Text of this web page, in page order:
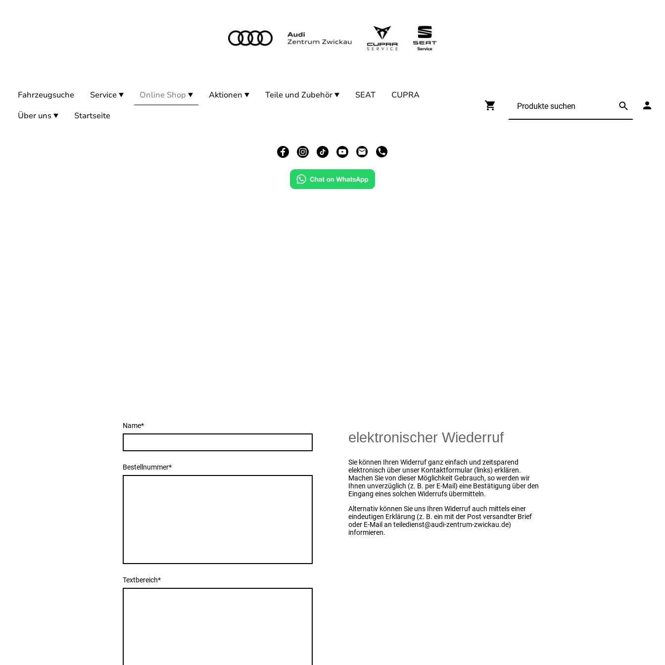
Fahrzeugsuche Service Online Shop Aktionen Teile und Zubehör SEAT
CUPRA
Über uns
Startseite
Name*
Bestellnummer*
Textbereich*
elektronischer Wiederruf
Sie können Ihren Widerruf ganz einfach und zeitsparend
elektronisch über unser Kontaktformular (links) erklären.
Machen Sie von dieser Möglichkeit Gebrauch, so werden wir
Ihnen unverzüglich (z. B. per E-Mail) eine Bestätigung über den
Eingang eines solchen Widerrufs übermitteln.
Alternativ können Sie uns Ihren Widerruf auch mittels einer
eindeutigen Erklärung (z. B. ein mit der Post versandter Brief
oder E-Mail an teiledienst@audi-zentrum-zwickau.de)
informieren.